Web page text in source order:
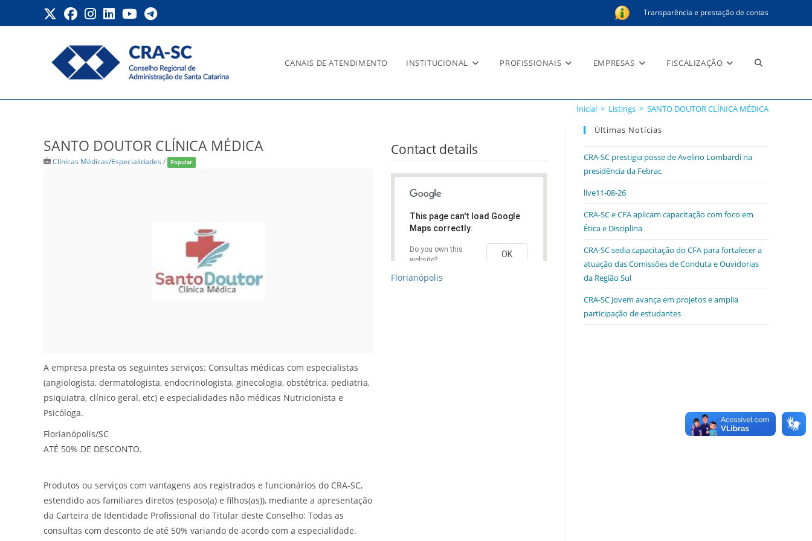
Transparência e prestação de contas
CANAIS DE ATENDIMENTO INSTITUCIONAL PROFISSIONAIS EMPRESAS FISCALIZAÇÃO Alternar
Inicial > Listings > SANTO DOUTOR CLÍNICA MÉDICA
SANTO DOUTOR CLÍNICA MÉDICA
Clínicas Médicas/Especialidades / Popular
A empresa presta os seguintes serviços: Consultas médicas com especialistas
(angiologista, dermatologista, endocrinologista, ginecologia, obstétrica, pediatria,
psiquiatra, clínico geral, etc) e especialidades não médicas Nutricionista e
Psicóloga.
Florianópolis/SC
ATÉ 50% DE DESCONTO.
Produtos ou serviços com vantagens aos registrados e funcionários do CRA-SC,
estendido aos familiares diretos (esposo(a) e filhos(as)), mediante a apresentação
da Carteira de Identidade Profissional do Titular deste Conselho: Todas as
consultas com desconto de até 50% variando de acordo com a especialidade.
Contact details
This page can't load Google
Maps correctly.
Do you own this
website?
OK
Florianópolis
Últimas Notícias
CRA-SC prestigia posse de Avelino Lombardi na
presidência da Febrac
live11-08-26
CRA-SC e CFA aplicam capacitação com foco em
Ética e Disciplina
CRA-SC sedia capacitação do CFA para fortalecer a
atuação das Comissões de Conduta e Ouvidorias
da Região Sul
CRA-SC Jovem avança em projetos e amplia
participação de estudantes